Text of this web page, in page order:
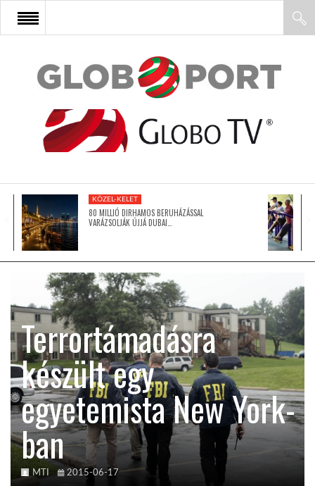
FŐOLDAL
AFRIKA
ÁZSIA
LATIN-AMERIKA
KÖZEL-KELET
AUSZTRÁLIA
A VILÁG ITTHON
MÉDIA
KÖZEL-KELET
80 MILLIÓ DIRHAMOS BERUHÁZÁSSAL
VARÁZSOLJÁK ÚJJÁ DUBAI…
Terrortámadásra
készült egy
egyetemista New York-
ban
MTI 2015-06-17